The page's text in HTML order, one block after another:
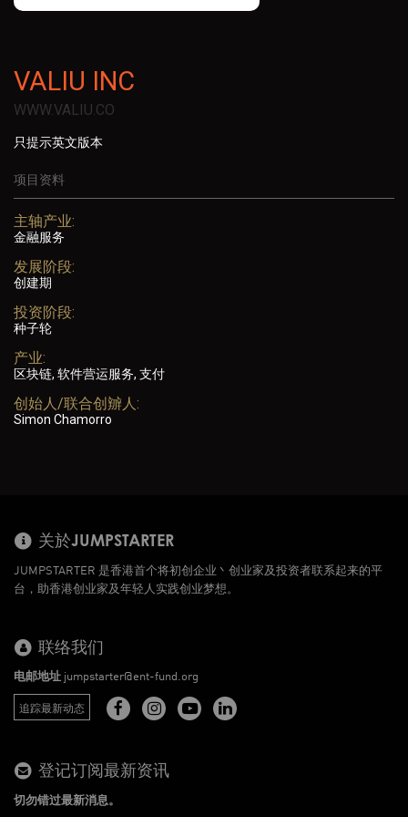
VALIU INC
WWW.VALIU.CO
只提示英文版本
项目资料
主轴产业:
金融服务
发展阶段:
创建期
投资阶段:
种子轮
产业:
区块链, 软件营运服务, 支付
创始人/联合创辧人:
Simon Chamorro
关於JUMPSTARTER
JUMPSTARTER 是香港首个将初创企业丶创业家及投资者联系起来的平
台，助香港创业家及年轻人实践创业梦想。
联络我们
电邮地址 jumpstarter@ent-fund.org
追踪最新动态
登记订阅最新资讯
切勿错过最新消息。